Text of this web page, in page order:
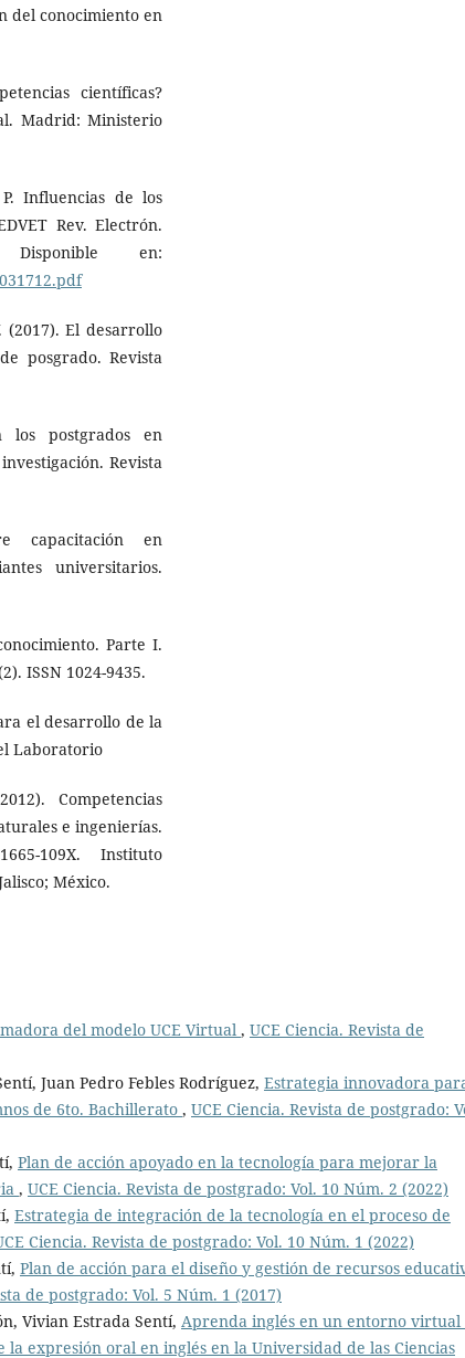
del conocimiento en
científicas?
Madrid: Ministerio
Influencias de los
Rev. Electrón.
en:
(2017). El desarrollo
posgrado. Revista
postgrados en
Revista
capacitación en
universitarios.
Parte I.
ISSN 1024-9435.
el desarrollo de la
Laboratorio
Competencias
e ingenierías.
109X. Instituto
México.
del modelo UCE Virtual , UCE Ciencia. Revista de
Juan Pedro Febles Rodríguez, Estrategia innovadora
de 6to. Bachillerato , UCE Ciencia. Revista de postgrado:
Plan de acción apoyado en la tecnología para mejorar la
, UCE Ciencia. Revista de postgrado: Vol. 10 Núm. 2 (2022)
Estrategia de integración de la tecnología en el proceso de
Ciencia. Revista de postgrado: Vol. 10 Núm. 1 (2022)
Plan de acción para el diseño y gestión de recursos
de postgrado: Vol. 5 Núm. 1 (2017)
Vivian Estrada Sentí, Aprenda inglés en un entorno virtual
expresión oral en inglés en la Universidad de las Ciencias